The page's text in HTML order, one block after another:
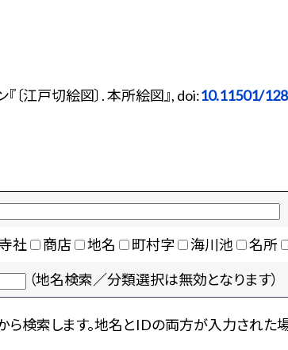
〔江戸切絵図〕. 本所絵図』, doi:10.11501/
社 商店 地名 町村字 海川池 名所
（地名検索／分類選択は無効となります）
検索します。地名とIDの両方が入力された